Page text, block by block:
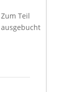
Zum Teil
ausgebucht